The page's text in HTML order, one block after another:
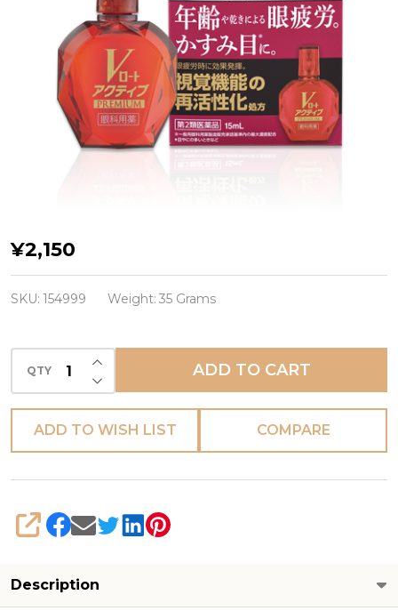
V Rohto Active
Premium
Антивозрастные
¥2,150
SKU: 154999 Weight: 35 Grams
QTY DECREASE QUANTITY OF UNDEFINED
INCREASE QUANTITY OF UNDEFINED
ADD TO CART
ADD TO WISH LIST COMPARE
SHARE
Description